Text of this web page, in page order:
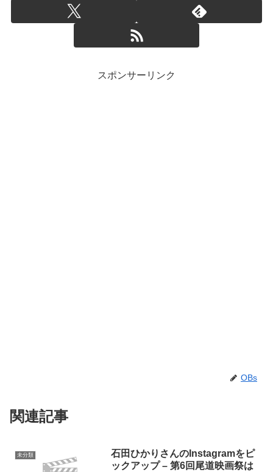
スポンサーリンク
OBs
関連記事
未分類
石田ひかりさんのInstagramをピ
ックアップ – 第6回尾道映画祭は